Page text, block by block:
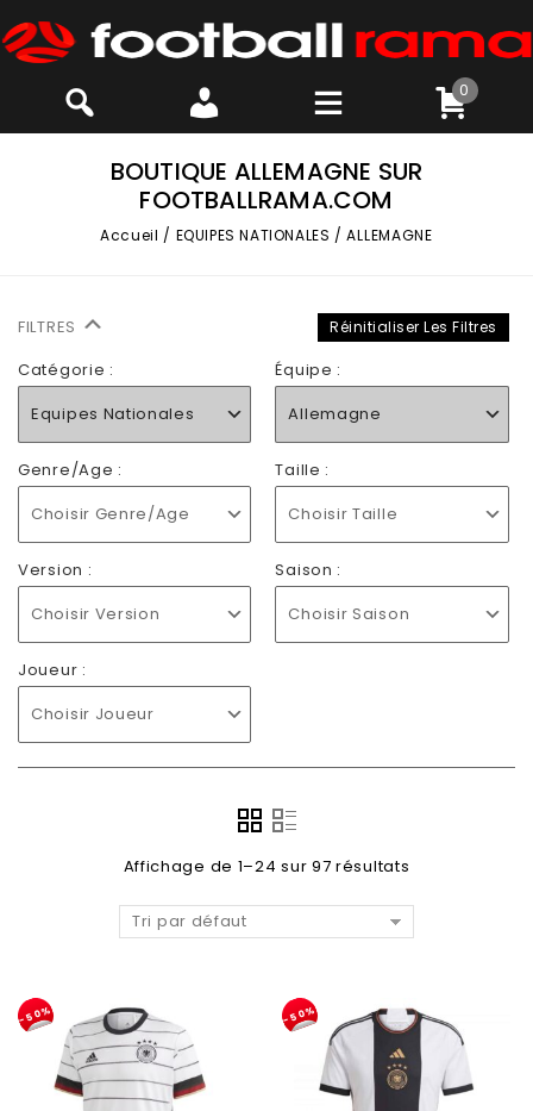
0
BOUTIQUE ALLEMAGNE SUR
FOOTBALLRAMA.COM
Accueil / EQUIPES NATIONALES /ALLEMAGNE
FILTRES Réinitialiser Les Filtres
Catégorie :
Equipes Nationales
Équipe :
Allemagne
Genre/Age :
Choisir Genre/Age
Taille :
Choisir Taille
Version :
Choisir Version
Saison :
Choisir Saison
Joueur :
Choisir Joueur
Affichage de 1–24 sur 97 résultats
Tri par défaut
-50% -50%